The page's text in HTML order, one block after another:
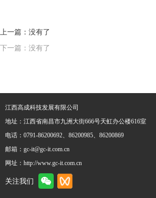
上一篇：没有了
下一篇：没有了
江西高成科技发展有限公司
地址：江西省南昌市九洲大街666号天虹办公楼616室
电话：0791-86200692、86200985、86200869
邮箱：gc-it@gc-it.com.cn
网址：http://www.gc-it.com.cn
关注我们